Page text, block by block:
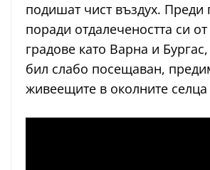
подишат чист въздух. Преди
поради отдалечеността си
градове като Варна и
бил слабо посещаван,
живеещите в околните